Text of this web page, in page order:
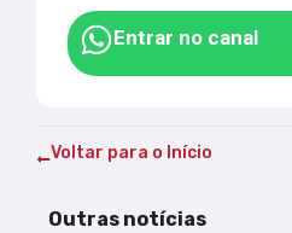
Entrar no canal
Voltar para o Início
Outras notícias